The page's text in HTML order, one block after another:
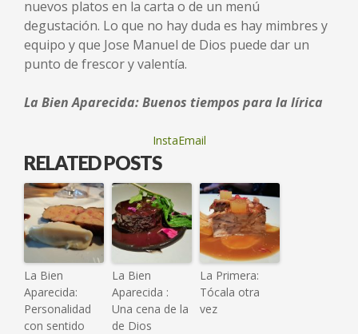
nuevos platos en la carta o de un menú
degustación. Lo que no hay duda es hay mimbres y
equipo y que Jose Manuel de Dios puede dar un
punto de frescor y valentía.
La Bien Aparecida: Buenos tiempos para la lírica
InstaEmail
RELATED POSTS
La Bien
Aparecida:
Personalidad
con sentido
La Bien
Aparecida :
Una cena de la
de Dios
La Primera:
Tócala otra
vez